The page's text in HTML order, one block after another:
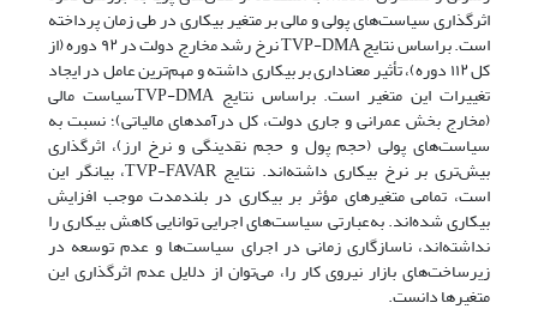
اثرگذاری سیاست‌های پولی و مالی بر متغیر بیکاری در طی زمان پرداخته
است. براساس نتایج TVP-DMA نرخ رشد مخارج دولت در ۹۲ دوره (از
کل ۱۱۲ دوره)، تأثیر معناداری بر بیکاری داشته و مهم‌ترین عامل در ایجاد
تغییرات این متغیر است. براساس نتایج TVP-DMAسیاست مالی
(مخارج بخش عمرانی و جاری دولت، کل درآمدهای مالیاتی)؛ نسبت به
سیاست‌های پولی (حجم پول و حجم نقدینگی و نرخ ارز)، اثرگذاری
بیش‌تری بر نرخ بیکاری داشته‌اند. نتایج TVP-FAVAR، بیانگر این
است، تمامی متغیرهای مؤثر بر بیکاری در بلندمدت موجب افزایش
بیکاری شده‌اند. به‌عبارتی سیاست‌های اجرایی توانایی کاهش بیکاری را
نداشته‌اند، ناسازگاری زمانی در اجرای سیاست‌ها و عدم توسعه در
زیرساخت‌های بازار نیروی کار را، می‌توان از دلایل عدم اثرگذاری این
متغیرها دانست.